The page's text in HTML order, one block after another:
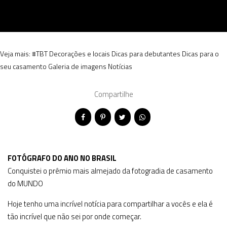
Veja mais:#TBTDecorações e locais Dicas para debutantes Dicas para o
seu casamento Galeria de imagens Notícias
Compartilhe
FOTÓGRAFO DO ANO NO BRASIL
Conquistei o prêmio mais almejado da fotogradia de casamento
do MUNDO
Hoje tenho uma incrível notícia para compartilhar a vocês e ela é
tão incrível que não sei por onde começar.